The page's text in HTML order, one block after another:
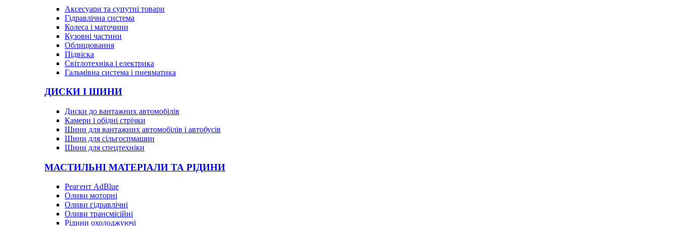
Аксесуари та супутні товари
Гідравлічна система
Колеса і маточини
Кузовні частини
Облицювання
Підвіска
Світлотехніка і електрика
Гальмівна система і пневматика
ДИСКИ І ШИНИ
Диски до вантажних автомобілів
Камери і обідні стрічки
Шини для вантажних автомобілів і автобусів
Шини для сільгоспмашин
Шини для спецтехніки
МАСТИЛЬНІ МАТЕРІАЛИ ТА РІДИНИ
Реагент AdBlue
Оливи моторні
Оливи гідравлічні
Оливи трансмісійні
Рідини охолоджуючі